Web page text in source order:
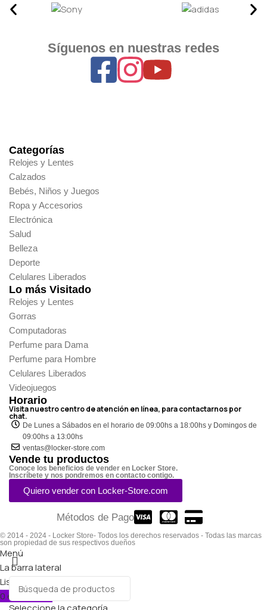
Síguenos en nuestras redes
Categorías
Relojes y Lentes
Calzados
Bebés, Niños y Juegos
Ropa y Accesorios
Electrónica
Salud
Belleza
Deporte
Celulares Liberados
Lo más Visitado
Relojes y Lentes
Gorras
Computadoras
Perfume para Dama
Perfume para Hombre
Celulares Liberados
Videojuegos
Horario
Visita nuestro centro de atención en línea, para contactarnos por
chat.
De Lunes a Sábados en el horario de 09:00hs a 18:00hs y Domingos de
09:00hs a 13:00hs
ventas@locker-store.com
Vende tu productos
Conoce los beneficios de vender en Locker Store.
Inscríbete y nos pondremos en contacto contigo.
Quiero vender con Locker-Store.com
Métodos de Pago
© 2014 - 2024 - Locker Store- Todos los derechos reservados - Todas las marcas
son propiedad de sus respectivos dueños
Menú
La barra lateral
Lista de deseos
0 elementosCarro